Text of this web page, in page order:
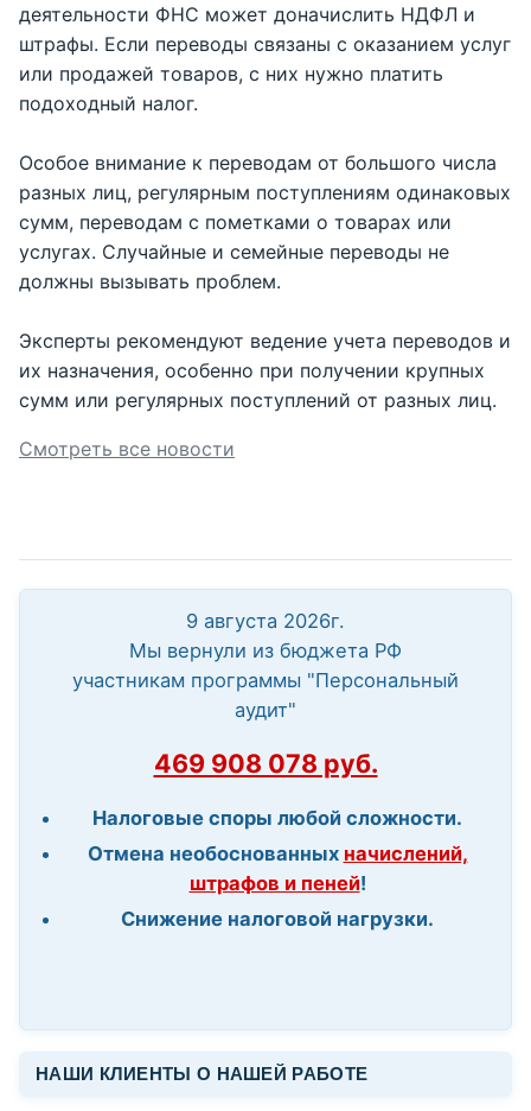
деятельности ФНС может доначислить НДФЛ и
штрафы. Если переводы связаны с оказанием услуг
или продажей товаров, с них нужно платить
подоходный налог.
Особое внимание к переводам от большого числа
разных лиц, регулярным поступлениям одинаковых
сумм, переводам с пометками о товарах или
услугах. Случайные и семейные переводы не
должны вызывать проблем.
Эксперты рекомендуют ведение учета переводов и
их назначения, особенно при получении крупных
сумм или регулярных поступлений от разных лиц.
Смотреть все новости
9 августа 2026г.
Мы вернули из бюджета РФ
участникам программы "Персональный
аудит"
469 908 078 руб.
Налоговые споры любой сложности.
Отмена необоснованных начислений,
штрафов и пеней!
Снижение налоговой нагрузки.
НАШИ КЛИЕНТЫ О НАШЕЙ РАБОТЕ